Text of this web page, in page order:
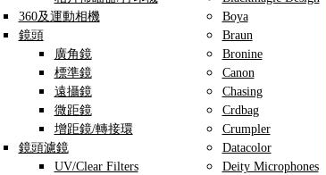
360及運動相機
鏡頭
廣角鏡
標準鏡
遠攝鏡
微距鏡
增距鏡/轉接環
鏡頭濾鏡
UV/Clear Filters
Boya
Braun
Bronine
Canon
Chasing
Crdbag
Crumpler
Datacolor
Deity Microphones